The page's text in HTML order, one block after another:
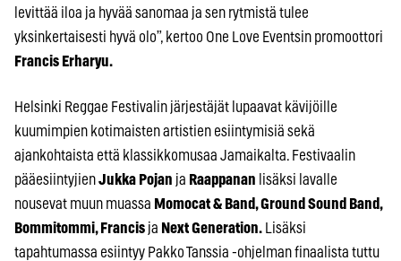
levittää iloa ja hyvää sanomaa ja sen rytmistä tulee
yksinkertaisesti hyvä olo”, kertoo One Love Eventsin promoottori
Francis Erharyu.
Helsinki Reggae Festivalin järjestäjät lupaavat kävijöille
kuumimpien kotimaisten artistien esiintymisiä sekä
ajankohtaista että klassikkomusaa Jamaikalta. Festivaalin
pääesiintyjienJukka Pojan ja Raappanan lisäksi lavalle
nousevat muun muassa Momocat & Band, Ground Sound Band,
Bommitommi, Francis ja Next Generation. Lisäksi
tapahtumassa esiintyy Pakko Tanssia -ohjelman finaalista tuttu